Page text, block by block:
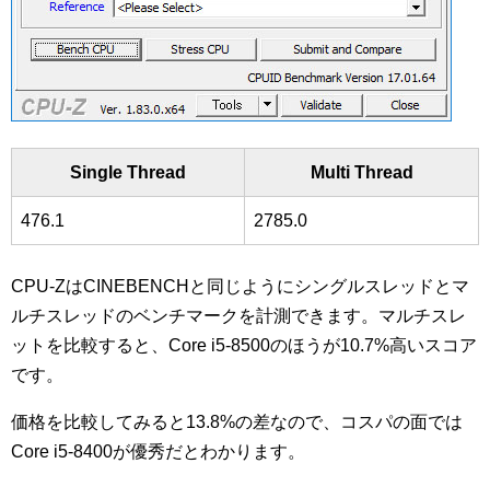
Single Thread Multi Thread
476.1 2785.0
CPU-ZはCINEBENCHと同じようにシングルスレッドとマ
ルチスレッドのベンチマークを計測できます。マルチスレ
ットを比較すると、Core i5-8500のほうが10.7%高いスコア
です。
価格を比較してみると13.8%の差なので、コスパの面では
Core i5-8400が優秀だとわかります。